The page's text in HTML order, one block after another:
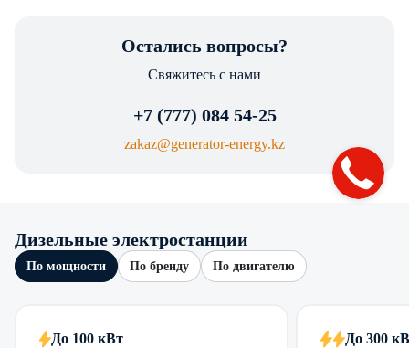
Остались вопросы?
Свяжитесь с нами
+7 (777) 084 54-25
zakaz@generator-energy.kz
Дизельные электростанции
По мощности По бренду По двигателю
До 100 кВт До 300